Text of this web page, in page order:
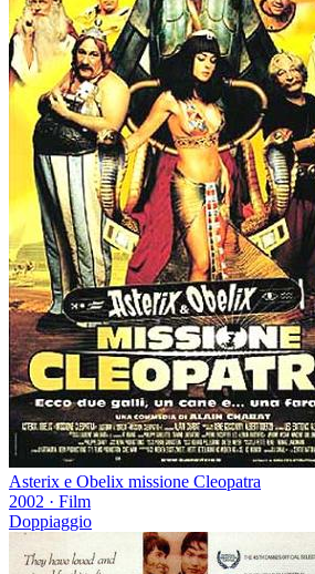
Asterix e Obelix missione Cleopatra
2002 · Film
Doppiaggio